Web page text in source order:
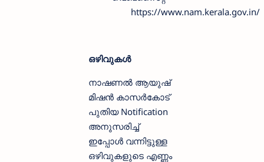
https://www.nam.kerala.gov.in/
ഒഴിവുകള്‍
നാഷണൽ ആയുഷ്
മിഷൻ കാസർകോട്
പുതിയ Notification
അനുസരിച്ച്
ഇപ്പോള്‍ വന്നിട്ടുള്ള
ഒഴിവുകളുടെ എണ്ണം